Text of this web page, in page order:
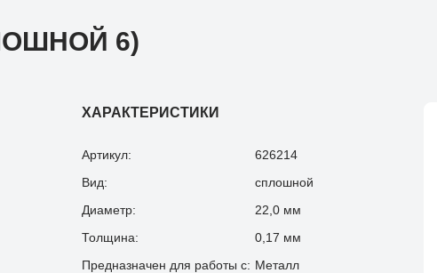
6)
ХАРАКТЕРИСТИКИ
Артикул:
626214
Вид:
сплошной
Диаметр:
22,0 мм
Толщина:
0,17 мм
Предназначен для работы с: Металл